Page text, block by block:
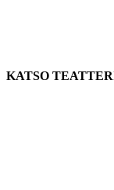
KATSO